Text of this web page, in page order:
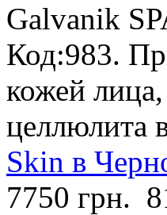
Galvanik
Код:983.
кожей
целлюлита
Skin в
7750 грн.